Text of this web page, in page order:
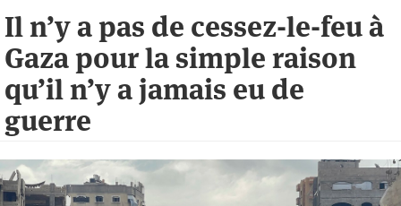
Il n’y a pas de cessez-le-feu à
Gaza pour la simple raison
qu’il n’y a jamais eu de
guerre